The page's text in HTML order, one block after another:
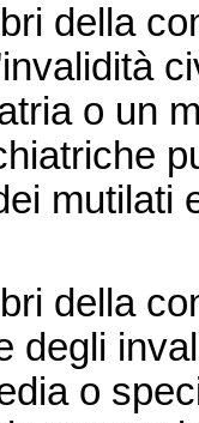
della
o un
mutilati
della
degli
o